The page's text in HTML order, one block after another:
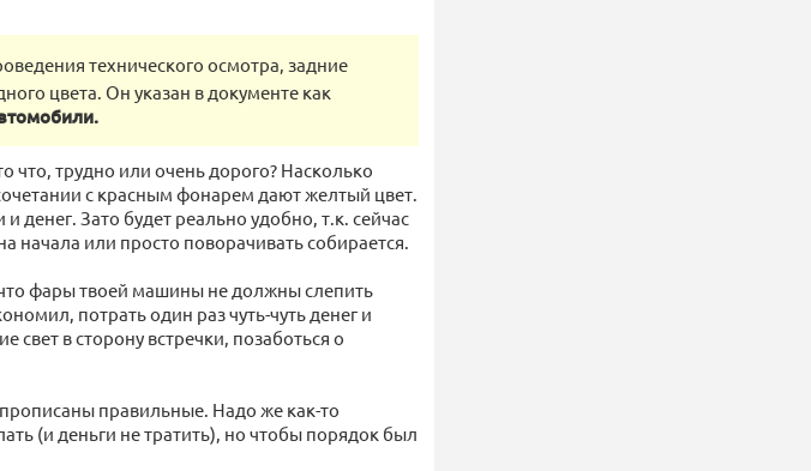
технического осмотра, задние
цвета. Он указан в документе как
трудно или очень дорого? Насколько
с красным фонарем дают желтый цвет.
денег. Зато будет реально удобно, т.к. сейчас
начала или просто поворачивать собирается.
фары твоей машины не должны слепить
потрать один раз чуть-чуть денег и
в сторону встречки, позаботься о
правильные. Надо же как-то
(и деньги не тратить), но чтобы порядок был